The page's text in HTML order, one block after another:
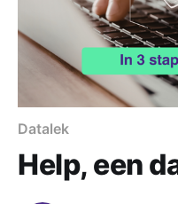
Datalek
Help, een